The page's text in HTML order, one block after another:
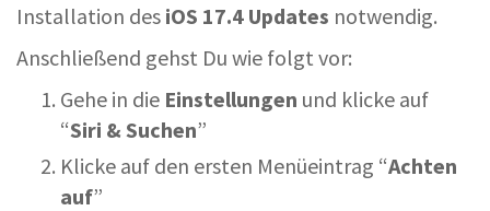
Installation des iOS 17.4 Updates notwendig.
Anschließend gehst Du wie folgt vor:
Gehe in die Einstellungen und klicke auf
“Siri & Suchen”
Klicke auf den ersten Menüeintrag “Achten
auf”